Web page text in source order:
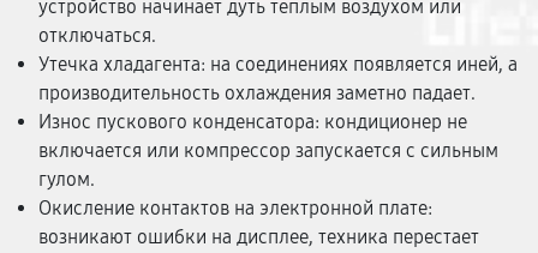
устройство начинает дуть теплым воздухом или
отключаться.
Утечка хладагента: на соединениях появляется иней, а
производительность охлаждения заметно падает.
Износ пускового конденсатора: кондиционер не
включается или компрессор запускается с сильным
гулом.
Окисление контактов на электронной плате:
возникают ошибки на дисплее, техника перестает